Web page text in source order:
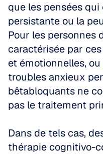
que les pensées
persistante ou la
Pour les personnes
caractérisée par
et émotionnelles,
troubles anxieux
bêtabloquants ne
pas le traitement
Dans de tels cas,
thérapie cognitivo-